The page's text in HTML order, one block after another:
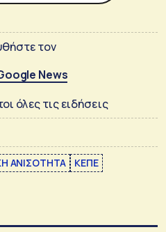
τον
News
όλες τις ειδήσεις
ΑΝΙΣΟΤΗΤΑ
ΚΕΠΕ